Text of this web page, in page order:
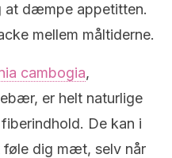
at dæmpe appetitten.
mellem måltiderne.
cambogia,
er helt naturlige
De kan i
dig mæt, selv når